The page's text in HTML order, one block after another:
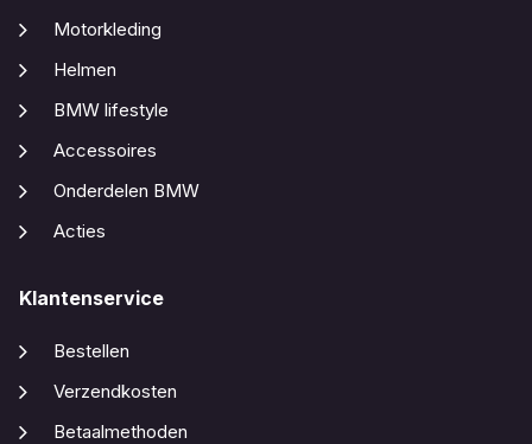
Motorkleding
Helmen
BMW lifestyle
Accessoires
Onderdelen BMW
Acties
Klantenservice
Bestellen
Verzendkosten
Betaalmethoden